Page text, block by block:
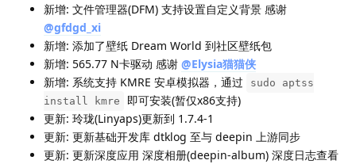
新增: 文件管理器(DFM) 支持设置自定义背景 感谢
@gfdgd_xi
新增: 添加了壁纸 Dream World 到社区壁纸包
新增: 565.77 N卡驱动 感谢 @Elysia猫猫侠⁧
新增: 系统支持 KMRE 安卓模拟器，通过
sudo aptss
install kmre
即可安装(暂仅x86支持)
更新: 玲珑(Linyaps)更新到 1.7.4-1
更新: 更新基础开发库 dtklog 至与 deepin 上游同步
更新: 更新深度应用 深度相册(deepin-album) 深度日志查看